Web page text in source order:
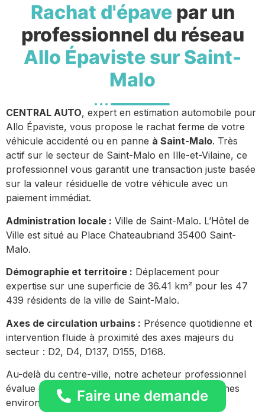
Rachat d'épavepar un
professionnel du réseau
Allo Épaviste sur Saint-
Malo
CENTRAL AUTO, expert en estimation automobile pour
Allo Épaviste, vous propose le rachat ferme de votre
véhicule accidenté ou en panne à Saint-Malo. Très
actif sur le secteur de Saint-Malo en Ille-et-Vilaine, ce
professionnel vous garantit une transaction juste basée
sur la valeur résiduelle de votre véhicule avec un
paiement immédiat.
Administration locale : Ville de Saint-Malo. L’Hôtel de
Ville est situé au Place Chateaubriand 35400 Saint-
Malo.
Démographie et territoire : Déplacement pour
expertise sur une superficie de 36.41 km² pour les 47
439 résidents de la ville de Saint-Malo.
Axes de circulation urbains : Présence quotidienne et
intervention fluide à proximité des axes majeurs du
secteur : D2, D4, D137, D155, D168.
Au-delà du centre-ville, notre acheteur professionnel
évalue et rachète des véhicules dans les communes
environnantes : Faire une demande